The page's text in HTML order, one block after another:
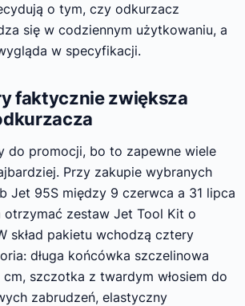
o tym, czy odkurzacz
się w codziennym użytkowaniu, a
w specyfikacji.
faktycznie zwiększa
do promocji, bo to zapewne wiele
Przy zakupie wybranych
Jet 95S między 9 czerwca a 31 lipca
otrzymać zestaw Jet Tool Kit o
skład pakietu wchodzą cztery
długa końcówka szczelinowa
cm, szczotka z twardym włosiem do
zabrudzeń, elastyczny